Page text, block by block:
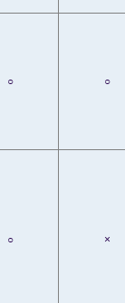
○ ○
○ ×